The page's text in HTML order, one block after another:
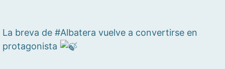
La breva de #Albatera vuelve a convertirse en
protagonista